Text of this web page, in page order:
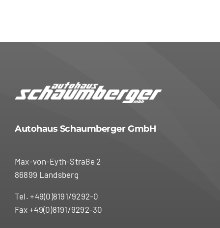
Autohaus Schaumberger GmbH
Max-von-Eyth-Straße 2
86899 Landsberg
Tel. +49(0)8191/9292-0
Fax +49(0)8191/9292-30